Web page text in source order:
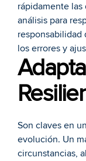
rápidamente
análisis para
responsabilidad
los errores y
Son claves en
evolución. Un
circunstancias,